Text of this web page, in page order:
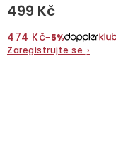
499 Kč
474 Kč−5%
Zaregistrujte se ›